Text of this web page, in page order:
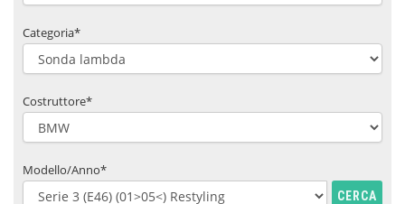
Categoria*
Costruttore*
Modello/Anno*
CERCA